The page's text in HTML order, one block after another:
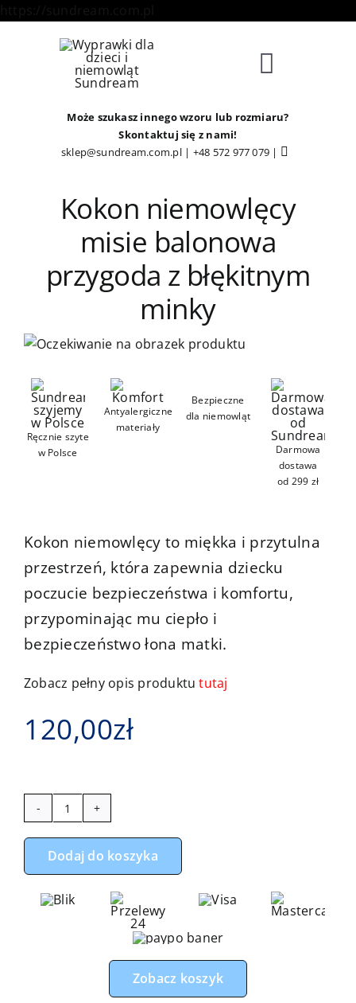
Toggle
Strefa Klienta
Informacje
Kontakt
Może szukasz innego wzoru lub rozmiaru?
Skontaktuj się z nami!
sklep@sundream.com.pl| +48 572 977 079 |
Kokon niemowlęcy
misie balonowa
przygoda z błękitnym
minky
Ręcznie szyte
w Polsce
Antyalergiczne
materiały
Bezpieczne
dla niemowląt
Darmowa
dostawa
od 299 zł
Kokon niemowlęcy to miękka i przytulna
przestrzeń, która zapewnia dziecku
poczucie bezpieczeństwa i komfortu,
przypominając mu ciepło i
bezpieczeństwo łona matki.
Zobacz pełny opis produktututaj
120,00zł
ilość
Kokon
niemowlęcy
balonowa
błękitnym
Dodaj do koszyka
Zobacz koszyk